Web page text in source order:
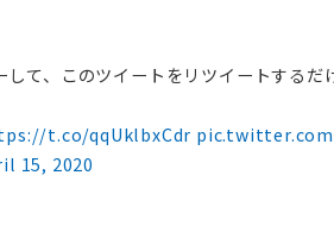
て、このツイートをリツイートするだ
t.co/qqUklbxCdr
15, 2020